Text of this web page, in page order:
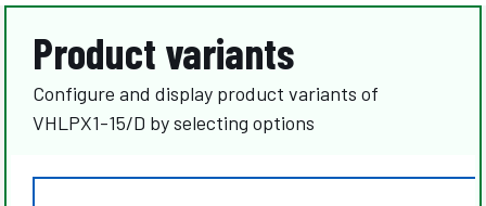
Product variants
Configure and display product variants of
VHLPX1-15/D by selecting options